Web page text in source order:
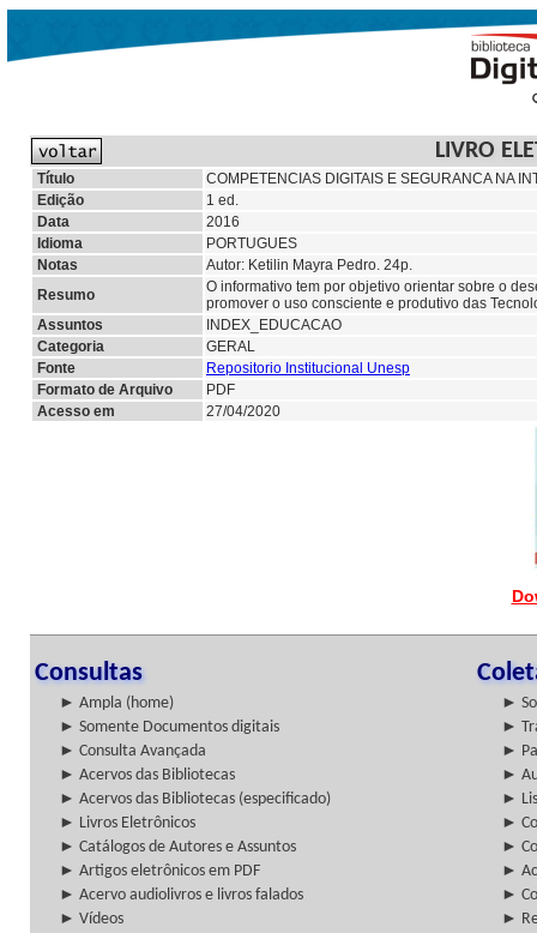
LIVRO
Título
COMPETENCIAS DIGITAIS E SEGURANCA NA
Edição
1 ed.
Data
2016
Idioma
PORTUGUES
Notas
Autor: Ketilin Mayra Pedro. 24p.
Resumo
O informativo tem por objetivo orientar sobre o
promover o uso consciente e produtivo das
Assuntos
INDEX_EDUCACAO
Categoria
GERAL
Fonte
Repositorio Institucional Unesp
Formato de Arquivo
PDF
Acesso em
27/04/2020
Consultas
► Ampla (home)
►
► Somente Documentos digitais
►
► Consulta Avançada
►
► Acervos das Bibliotecas
►
► Acervos das Bibliotecas (especificado)
►
► Livros Eletrônicos
►
► Catálogos de Autores e Assuntos
►
► Artigos eletrônicos em PDF
►
► Acervo audiolivros e livros falados
►
► Vídeos
►